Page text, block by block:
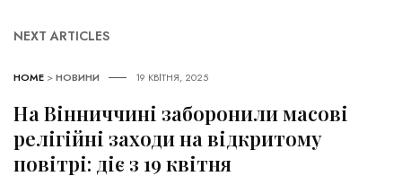
NEXT ARTICLES
HOME >НОВИНИ 19 КВІТНЯ, 2025
На Вінниччині заборонили масові
релігійні заходи на відкритому
повітрі: діє з 19 квітня